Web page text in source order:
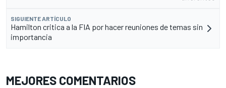
SIGUIENTE ARTÍCULO
Hamilton critica a la FIA por hacer reuniones de temas sin
importancia
MEJORES COMENTARIOS